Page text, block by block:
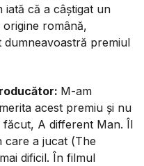
iată că a câștigat un
origine română,
dumneavoastră premiul
M-am
acest premiu și nu
făcut, A different Man. Îl
care a jucat (The
dificil. În filmul